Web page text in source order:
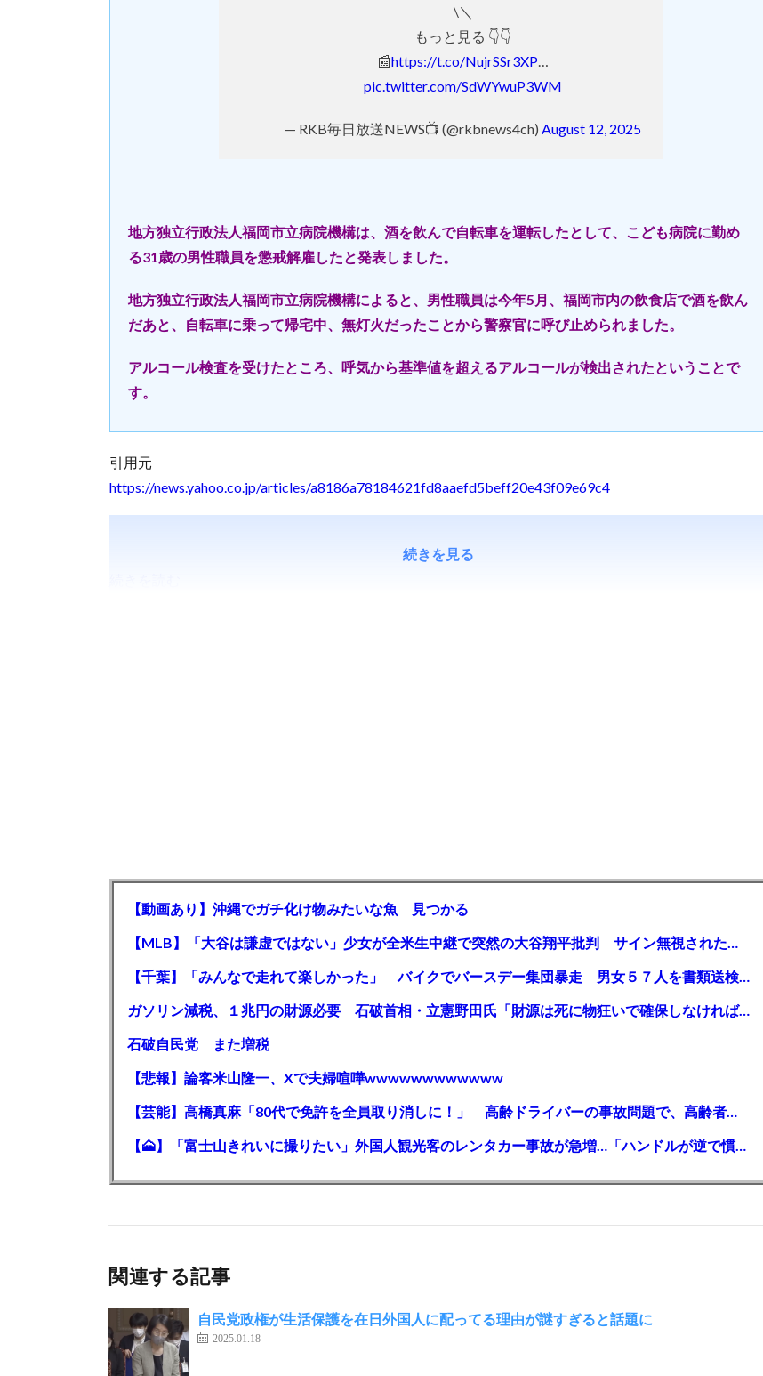
\＼
もっと見る 👇👇
📰https://t.co/NujrSSr3XP…
pic.twitter.com/SdWYwuP3WM
— RKB毎日放送NEWS📺 (@rkbnews4ch)August 12, 2025
地方独立行政法人福岡市立病院機構は、酒を飲んで自転車を運転したとして、こども病院に勤め
る31歳の男性職員を懲戒解雇したと発表しました。
地方独立行政法人福岡市立病院機構によると、男性職員は今年5月、福岡市内の飲食店で酒を飲ん
だあと、自転車に乗って帰宅中、無灯火だったことから警察官に呼び止められました。
アルコール検査を受けたところ、呼気から基準値を超えるアルコールが検出されたということで
す。
引用元
https://news.yahoo.co.jp/articles/a8186a78184621fd8aaefd5beff20e43f09e69c4
続きを見る
【動画あり】沖縄でガチ化け物みたいな魚 見つかる
【MLB】「大谷は謙虚ではない」少女が全米生中継で突然の大谷翔平批判 サイン無視された過去明かす
【千葉】「みんなで走れて楽しかった」 バイクでバースデー集団暴走 男女５７人を書類送検 SNSで参加者募る
ガソリン減税、１兆円の財源必要 石破首相・立憲野田氏「財源は死に物狂いで確保しなければならない」「本当に死に物狂いで」
石破自民党 また増税
【悲報】論客米山隆一、Xで夫婦喧嘩wwwwwwwwwwww
【芸能】高橋真麻「80代で免許を全員取り消しに！」 高齢ドライバーの事故問題で、高齢者の運転免許取り消し法を提案
【🗻】「富士山きれいに撮りたい」外国人観光客のレンタカー事故が急増…「ハンドルが逆で慣れず」、道の狭さも
関連する記事
自民党政権が生活保護を在日外国人に配ってる理由が謎すぎると話題に
2025.01.18